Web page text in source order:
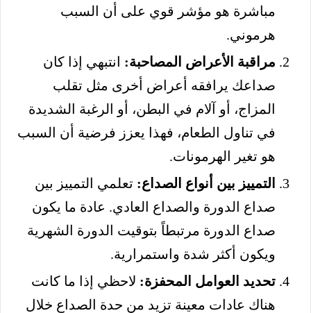
مباشرة هو مؤشر قوي على أن السبب
هرموني.
مراقبة الأعراض المصاحبة: انتبهي إذا كان
صداعك يرافقه أعراض أخرى مثل تقلب
المزاج، أو آلام في البطن، أو الرغبة الشديدة
في تناول الطعام، فهذا يعزز فرضية أن السبب
هو تغير الهرمونات.
التمييز بين أنواع الصداع: تعلمي التمييز بين
صداع الدورة والصداع العادي. عادة ما يكون
صداع الدورة مرتبطاً بتوقيت الدورة الشهرية
ويكون أكثر شدة واستمرارية.
تحديد العوامل المحفزة: لاحظي إذا ما كانت
هناك عادات معينة تزيد من حدة الصداع خلال